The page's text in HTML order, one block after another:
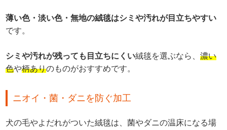
薄い色・淡い色・無地の絨毯はシミや汚れが目立ちやすい
です。
シミや汚れが残っても目立ちにくい絨毯を選ぶなら、濃い
色や柄ありのものがおすすめです。
ニオイ・菌・ダニを防ぐ加工
犬の毛やよだれがついた絨毯は、菌やダニの温床になる場